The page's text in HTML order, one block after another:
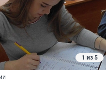
1 из 5